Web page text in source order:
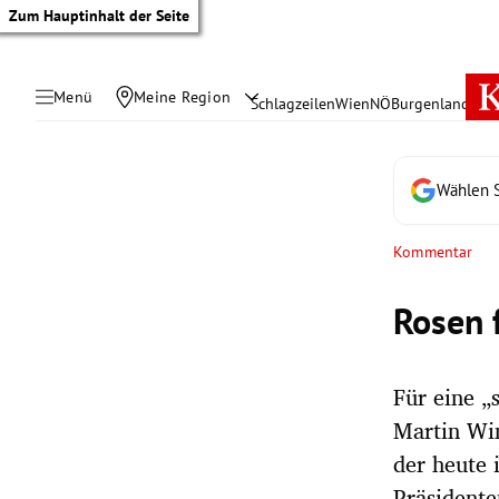
Zum Hauptinhalt der Seite
Menü Meine Region SchlagzeilenWienNÖBurgenland
Wählen
Kommentar
Für eine
Martin
der heute